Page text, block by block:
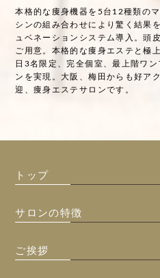
本格的な痩身機器を5台12種類の
シンの組み合わせにより驚く結果
ュベネーションシステム導入。頭
ご用意。本格的な痩身エステと極
日3名限定、完全個室、最上階ワ
ンを実現。大阪、梅田からも好ア
迎、痩身エステサロンです。
トップ
サロンの特徴
ご挨拶